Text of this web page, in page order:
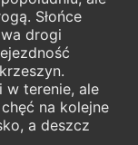
Słońce
drogi
w terenie, ale
na kolejne
a deszcz